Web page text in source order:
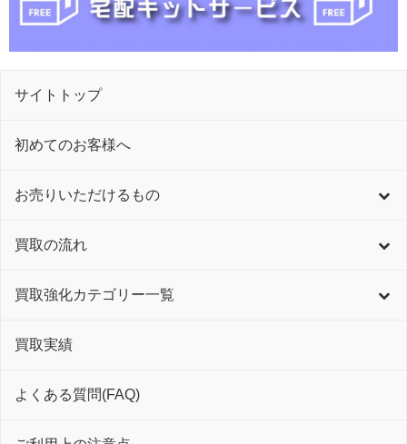
サイトトップ
初めてのお客様へ
お売りいただけるもの
買取の流れ
買取強化カテゴリー一覧
買取実績
よくある質問(FAQ)